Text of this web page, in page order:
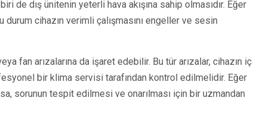
de dış ünitenin yeterli hava akışına sahip olmasıdır. Eğer
cihazın verimli çalışmasını engeller ve sesin
fan arızalarına da işaret edebilir. Bu tür arızalar, cihazın iç
bir klima servisi tarafından kontrol edilmelidir. Eğer
sorunun tespit edilmesi ve onarılması için bir uzmandan